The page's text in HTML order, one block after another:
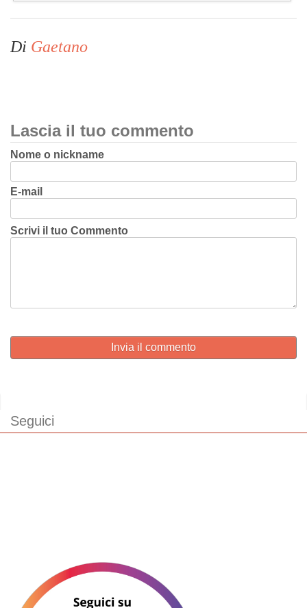
Di Gaetano
Lascia il tuo commento
Nome o nickname
E-mail
Scrivi il tuo Commento
Invia il commento
Seguici